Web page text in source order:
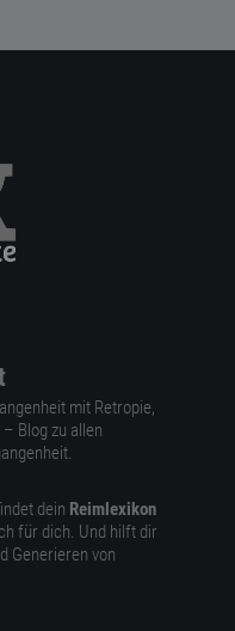
mit Retropie,
– Blog zu allen
dein Reimlexikon
für dich. Und hilft dir
Generieren von